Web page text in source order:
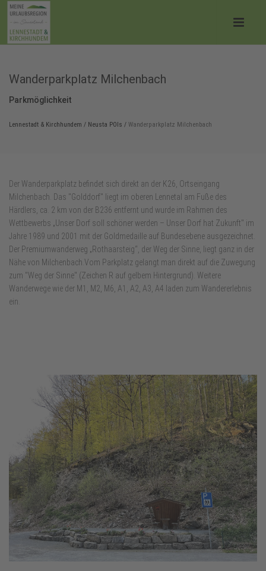
Wanderparkplatz Milchenbach
Parkmöglichkeit
Lennestadt & Kirchhundem / Neusta POIs / Wanderparkplatz Milchenbach
Der Wanderparkplatz befindet sich direkt an der K26, Ortseingang
Milchenbach. Das "Golddorf" liegt im oberen Lennetal am Fuße des
Härdlers, ca. 2 km von der B236 entfernt und wurde im Rahmen des
Wettbewerbs „Unser Dorf soll schöner werden – Unser Dorf hat Zukunft" im
Jahre 1989 und 2001 mit der Goldmedaille auf Bundesebene ausgezeichnet.
Der Premiumwanderweg „Rothaarsteig“, der Weg der Sinne, liegt ganz in der
Nähe von Milchenbach.Vom Parkplatz gelangt man direkt auf die Zuwegung
zum "Weg der Sinne" (Zeichen R auf gelbem Hintergrund). Weitere
Wanderwege wie der M1, M2, M6, A1, A2, A3, A4 laden zum Wandererlebnis
ein.